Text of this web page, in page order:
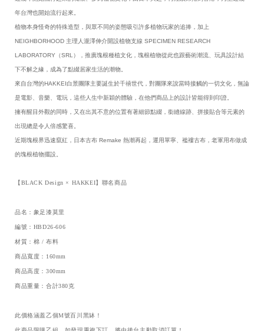
年台灣也開始流行起來。
植物本身怪奇的特殊造型，與眾不同的姿態吸引許多植物玩家的追捧，加上
NEIGHBORHOOD 主理人瀧澤伸介開設植物支線 SPECIMEN RESEARCH
LABORATORY（SRL），推廣塊根種植文化，塊根植物從此也跟藝術潮流、玩具設計結
下不解之緣，成為了點綴居家生活的潮物。
來自台灣的HAKKEI白景團隊主要誕生於千禧世代，對團隊來說當時接觸的一切文化，無論
是電影、音樂、電玩，這些人生中新穎的體驗，在他們商品上的設計皆能得到印證。
擁有醒目外觀的同時，又在出其不意的位置有著細節點綴，銜縫線跡、拼接貼合等元素的
出現總是令人倍感驚喜。
近期塊根界迅速竄紅，日本古布 Remake 熱潮再起，運用單寧、襤褸古布，老軍用布做成
的塊根植物擺設。
【BLACK Design × HAKKEI】聯名商品
品名：象足漆莫里
編號：HBD26-606
材質：棉 / 布料
商品寬度：160mm
商品高度：300mm
商品重量：合計380克
此價格涵蓋乙個M號百川黑缽！